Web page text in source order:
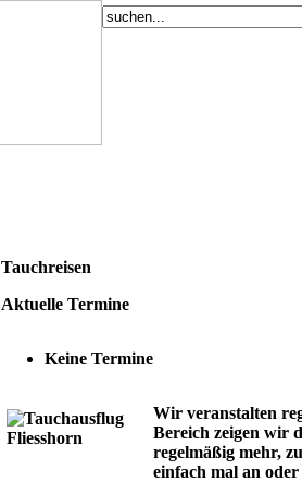
Tauchreisen
Aktuelle Termine
Keine Termine
Wir veranstalten
Bereich zeigen wir
regelmäßig mehr,
einfach mal an oder